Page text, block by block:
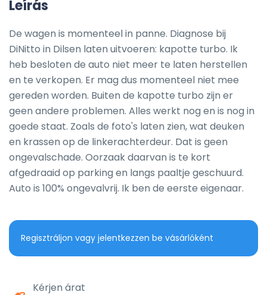
Leírás
De wagen is momenteel in panne. Diagnose bij
DiNitto in Dilsen laten uitvoeren: kapotte turbo. Ik
heb besloten de auto niet meer te laten herstellen
en te verkopen. Er mag dus momenteel niet mee
gereden worden. Buiten de kapotte turbo zijn er
geen andere problemen. Alles werkt nog en is nog in
goede staat. Zoals de foto's laten zien, wat deuken
en krassen op de linkerachterdeur. Dat is geen
ongevalschade. Oorzaak daarvan is te kort
afgedraaid op parking en langs paaltje geschuurd.
Auto is 100% ongevalvrij. Ik ben de eerste eigenaar.
Regisztráljon vagy jelentkezzen be vásárlóként
Kérjen árat